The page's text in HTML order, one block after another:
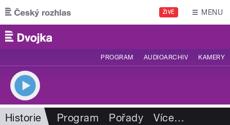
Přejít k hlavnímu obsahu
ŽIVĚ MENU
PROGRAM AUDIOARCHIV KAMERY
Historie Program Pořady Více…